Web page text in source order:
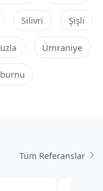
Silivri Şişli
Ümraniye
Tüm Referanslar